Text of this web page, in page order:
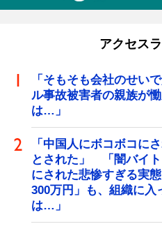
アクセス
「そもそも会社のせい
ル事故被害者の親族が
は…」
「中国人にボコボコに
とされた」 「闇バイ
にされた悲惨すぎる実
300万円」も、組織に入
は…」